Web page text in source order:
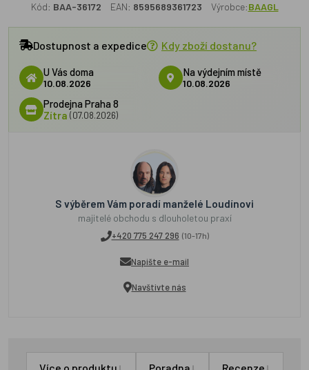
Kód: BAA-36172 EAN: 8595689361723 Výrobce:BAAGL
Dostupnost a expedice Kdy zboží dostanu?
U Vás doma
10.08.2026
Na výdejním místě
10.08.2026
Prodejna Praha 8
Zítra (07.08.2026)
S výběrem Vám poradí manželé Loudínovi
majitelé obchodu s dlouholetou praxí
+420 775 247 296 (10-17h)
Napište e-mail
Navštivte nás
↓ ↓ ↓